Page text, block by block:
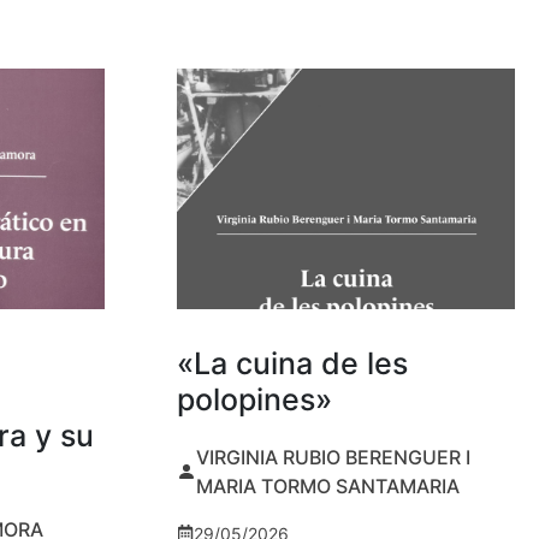
y su
«La cuina de les
polopines»
VIRGINIA RUBIO BERENGUER I
MARIA TORMO SANTAMARIA
29/05/2026